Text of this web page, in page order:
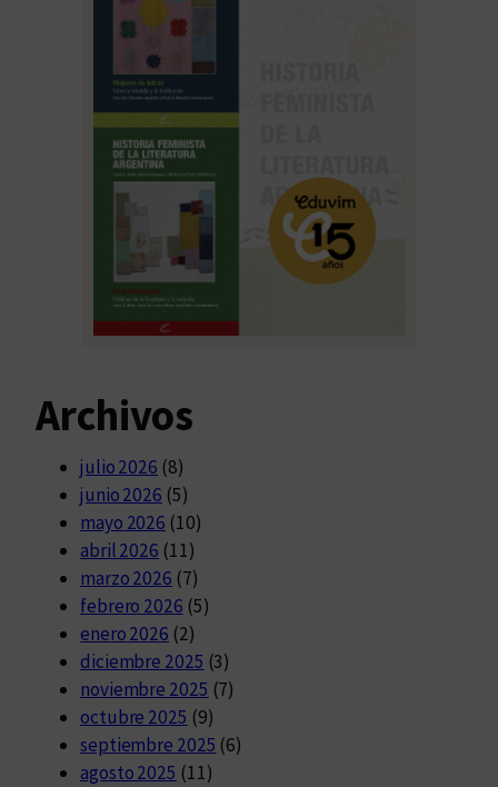
Archivos
julio 2026 (8)
junio 2026 (5)
mayo 2026 (10)
abril 2026 (11)
marzo 2026 (7)
febrero 2026 (5)
enero 2026 (2)
diciembre 2025 (3)
noviembre 2025 (7)
octubre 2025 (9)
septiembre 2025 (6)
agosto 2025 (11)